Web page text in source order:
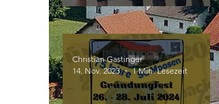
Christian Gastinger
14. Nov. 2023
1 Min. Lesezeit